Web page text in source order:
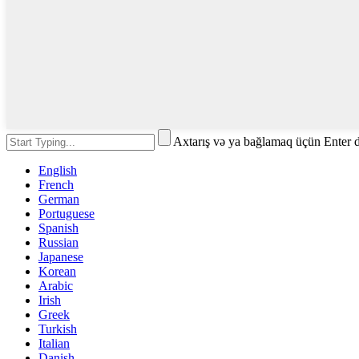
Axtarış və ya bağlamaq üçün Enter
English
French
German
Portuguese
Spanish
Russian
Japanese
Korean
Arabic
Irish
Greek
Turkish
Italian